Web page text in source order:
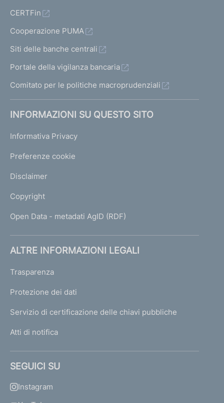
CERTFin
Cooperazione PUMA
Siti delle banche centrali
Portale della vigilanza bancaria
Comitato per le politiche macroprudenziali
INFORMAZIONI SU QUESTO SITO
Informativa Privacy
Preferenze cookie
Disclaimer
Copyright
Open Data - metadati AgID (RDF)
ALTRE INFORMAZIONI LEGALI
Trasparenza
Protezione dei dati
Servizio di certificazione delle chiavi pubbliche
Atti di notifica
SEGUICI SU
Instagram